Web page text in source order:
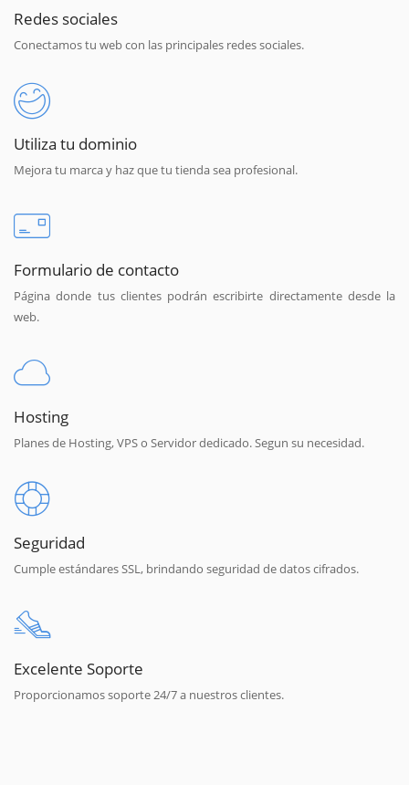
Redes sociales
Conectamos tu web con las principales redes sociales.
Utiliza tu dominio
Mejora tu marca y haz que tu tienda sea profesional.
Formulario de contacto
Página donde tus clientes podrán escribirte directamente desde la
web.
Hosting
Planes de Hosting, VPS o Servidor dedicado. Segun su necesidad.
Seguridad
Cumple estándares SSL, brindando seguridad de datos cifrados.
Excelente Soporte
Proporcionamos soporte 24/7 a nuestros clientes.